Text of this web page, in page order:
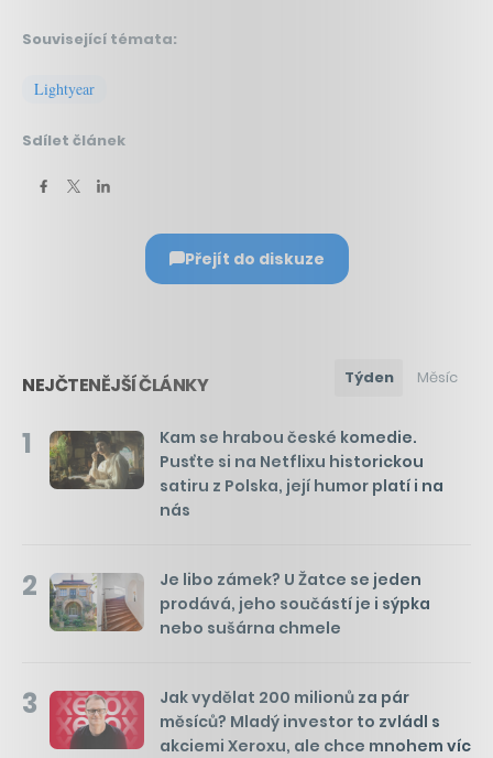
Související témata:
Lightyear
Sdílet článek
Přejít do diskuze
NEJČTENĚJŠÍ ČLÁNKY Týden Měsíc
1
Kam se hrabou české komedie.
Pusťte si na Netflixu historickou
satiru z Polska, její humor platí i na
nás
2
Je libo zámek? U Žatce se jeden
prodává, jeho součástí je i sýpka
nebo sušárna chmele
3
Jak vydělat 200 milionů za pár
měsíců? Mladý investor to zvládl s
akciemi Xeroxu, ale chce mnohem víc